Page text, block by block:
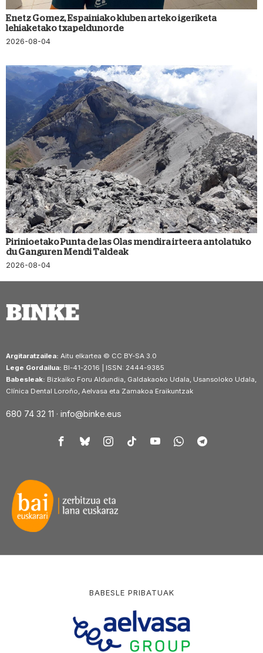
Enetz Gomez, Espainiako kluben arteko igeriketa
lehiaketako txapeldunorde
2026-08-04
Pirinioetako Punta de las Olas mendira irteera antolatuko
du Ganguren Mendi Taldeak
2026-08-04
Argitaratzailea: Aitu elkartea © CC BY-SA 3.0
Lege Gordailua: BI-41-2016 | ISSN: 2444-9385
Babesleak: Bizkaiko Foru Aldundia, Galdakaoko Udala, Usansoloko Udala,
Clínica Dental Loroño, Aelvasa eta Zamakoa Eraikuntzak
680 74 32 11 · info@binke.eus
BABESLE PRIBATUAK